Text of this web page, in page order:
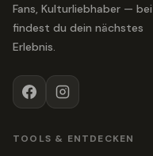
Fans, Kulturliebhaber —
findest du dein nächstes
Erlebnis.
TOOLS & ENTDECKEN